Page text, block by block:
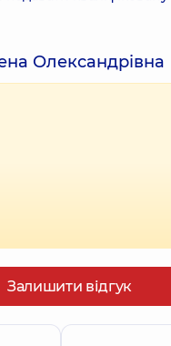
Олександрівна
Залишити відгук